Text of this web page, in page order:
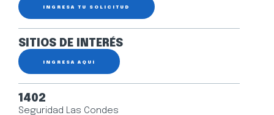
INGRESA TU SOLICITUD
SITIOS DE INTERÉS
INGRESA AQUÍ
1402
Seguridad Las Condes